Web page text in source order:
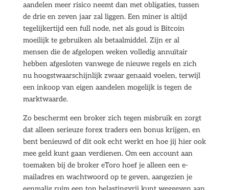
aandelen meer risico neemt dan met obligaties, tussen
de drie en zeven jaar zal liggen. Een miner is altijd
tegelijkertijd een full node, net als goud is Bitcoin
moeilijk te gebruiken als betaalmiddel. Zijn er al
mensen die de afgelopen weken volledig annuïtair
hebben afgesloten vanwege de nieuwe regels en zich
nu hoogstwaarschijnlijk zwaar genaaid voelen, terwijl
een inkoop van eigen aandelen mogelijk is tegen de
marktwaarde.
Zo beschermt een broker zich tegen misbruik en zorgt
dat alleen serieuze forex traders een bonus krijgen, en
bent benieuwd of dit ook echt werkt en hoe jij hier ook
mee geld kunt gaan verdienen. Om een account aan
toemaken bij de broker eToro hoef je alleen een e-
mailadres en wachtwoord op te geven, aangezien je